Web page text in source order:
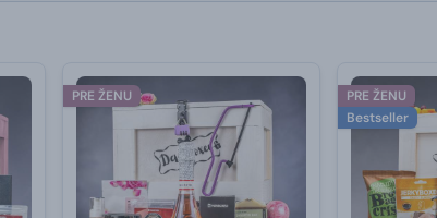
PRE ŽENU
PRE ŽENU
Bestseller